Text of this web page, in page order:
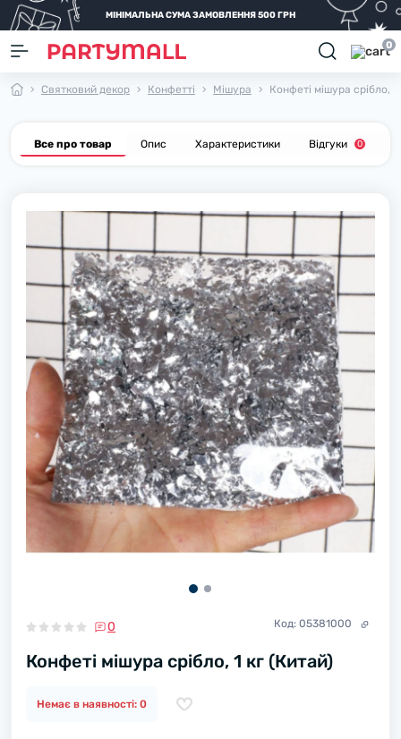
МІНІМАЛЬНА СУМА ЗАМОВЛЕННЯ 500 ГРН
0
Святковий декор Конфетті Мішура Конфеті мішура срібло, 1
Все про товар Опис Характеристики Відгуки 0
0 Код: 05381000
Конфеті мішура срібло, 1 кг (Китай)
Немає в наявності: 0